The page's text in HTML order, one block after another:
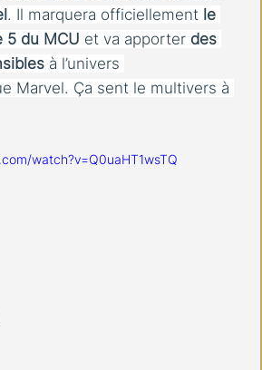
. Il marquera officiellement le
5 du MCU et va apporter des
à l’univers
Marvel. Ça sent le multivers à
watch?v=Q0uaHT1wsTQ